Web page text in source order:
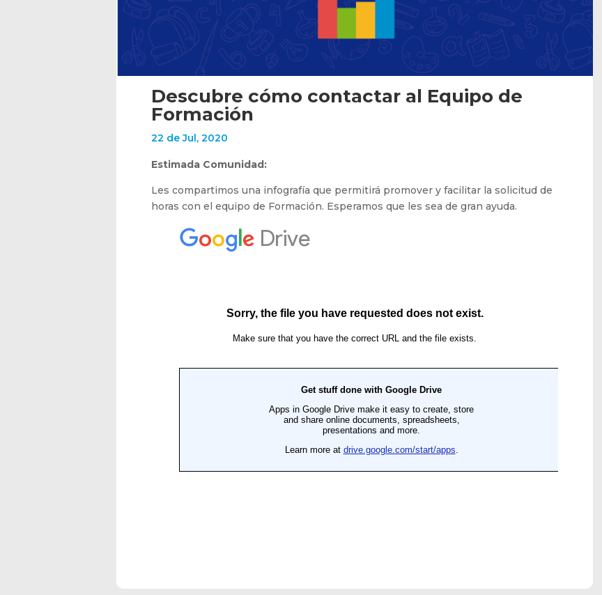
Descubre cómo contactar al Equipo de
Formación
22 de Jul, 2020
Estimada Comunidad:
Les compartimos una infografía que permitirá promover y facilitar la solicitud de
horas con el equipo de Formación. Esperamos que les sea de gran ayuda.